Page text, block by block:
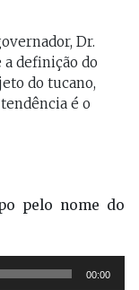
Dr.
definição do
do tucano,
é o
pelo nome do
00:00